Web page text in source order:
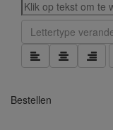
Lettertype
Bestellen